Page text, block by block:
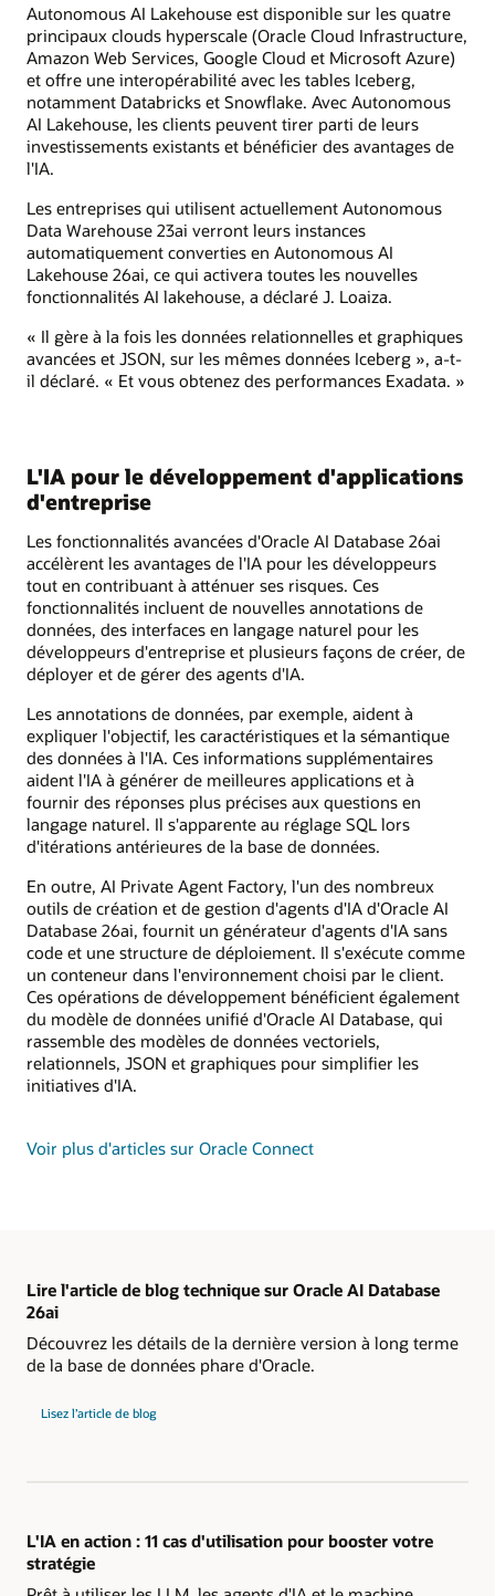
Autonomous AI Lakehouse est disponible sur les quatre
principaux clouds hyperscale (Oracle Cloud Infrastructure,
Amazon Web Services, Google Cloud et Microsoft Azure)
et offre une interopérabilité avec les tables Iceberg,
notamment Databricks et Snowflake. Avec Autonomous
AI Lakehouse, les clients peuvent tirer parti de leurs
investissements existants et bénéficier des avantages de
l'IA.
Les entreprises qui utilisent actuellement Autonomous
Data Warehouse 23ai verront leurs instances
automatiquement converties en Autonomous AI
Lakehouse 26ai, ce qui activera toutes les nouvelles
fonctionnalités AI lakehouse, a déclaré J. Loaiza.
« Il gère à la fois les données relationnelles et graphiques
avancées et JSON, sur les mêmes données Iceberg », a-t-
il déclaré. « Et vous obtenez des performances Exadata. »
L'IA pour le développement d'applications
d'entreprise
Les fonctionnalités avancées d'Oracle AI Database 26ai
accélèrent les avantages de l'IA pour les développeurs
tout en contribuant à atténuer ses risques. Ces
fonctionnalités incluent de nouvelles annotations de
données, des interfaces en langage naturel pour les
développeurs d'entreprise et plusieurs façons de créer, de
déployer et de gérer des agents d'IA.
Les annotations de données, par exemple, aident à
expliquer l'objectif, les caractéristiques et la sémantique
des données à l'IA. Ces informations supplémentaires
aident l'IA à générer de meilleures applications et à
fournir des réponses plus précises aux questions en
langage naturel. Il s'apparente au réglage SQL lors
d'itérations antérieures de la base de données.
En outre, AI Private Agent Factory, l'un des nombreux
outils de création et de gestion d'agents d'IA d'Oracle AI
Database 26ai, fournit un générateur d'agents d'IA sans
code et une structure de déploiement. Il s'exécute comme
un conteneur dans l'environnement choisi par le client.
Ces opérations de développement bénéficient également
du modèle de données unifié d'Oracle AI Database, qui
rassemble des modèles de données vectoriels,
relationnels, JSON et graphiques pour simplifier les
initiatives d'IA.
Voir plus d'articles sur Oracle Connect
Lire l'article de blog technique sur Oracle AI Database
26ai
Découvrez les détails de la dernière version à long terme
de la base de données phare d'Oracle.
Lisez l’article de blog
L'IA en action : 11 cas d'utilisation pour booster votre
stratégie